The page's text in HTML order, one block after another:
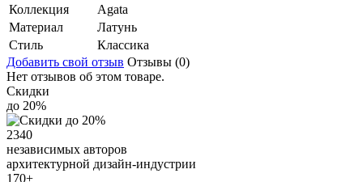
Коллекция
Agata
Материал
Латунь
Стиль
Классика
Добавить свой отзыв Отзывы (0)
Нет отзывов об этом товаре.
Скидки
до 20%
2340
независимых авторов
архитектурной дизайн-индустрии
170+